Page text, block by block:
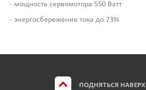
- мощность сервомотора 550 Ватт
- энергосбережение тока до 73%
ПОДНЯТЬСЯ НАВЕРХ